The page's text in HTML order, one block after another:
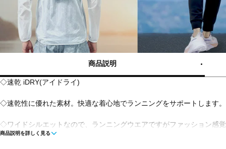
商品説明
◇速乾 iDRY(アイドライ)
◇速乾性に優れた素材。快適な着心地でランニングをサポートします。
◇ワイドシルエットなので、ランニングウエアですがファッション感
商品説明を詳しく見る